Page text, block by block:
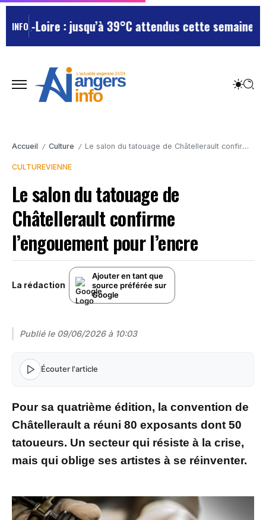
INFO
Loire : jusqu’à 39°C attendus cette semaine, le
Accueil / Culture / Le salon du tatouage de Châtellerault confirme l’engouement pour l’encre
CULTUREVIENNE
Le salon du tatouage de
Châtellerault confirme
l’engouement pour l’encre
La rédaction
Ajouter en tant que
source préférée sur
Google
Publié le 09/06/2026 à 10:03
Écouter l'article
Pour sa quatrième édition, la convention de
Châtellerault a réuni 80 exposants dont 50
tatoueurs. Un secteur qui résiste à la crise,
mais qui oblige ses artistes à se réinventer.